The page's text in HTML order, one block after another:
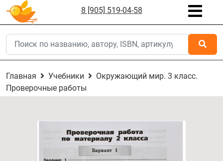
8 [905] 519-04-58
Главная Учебники
Окружающий мир. 3 класс.
Проверочные работы